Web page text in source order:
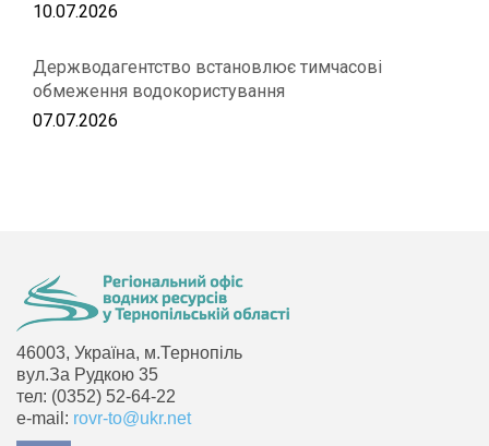
10.07.2026
Держводагентство встановлює тимчасові
обмеження водокористування
07.07.2026
46003, Україна, м.Тернопіль
вул.За Рудкою 35
тел: (0352) 52-64-22
e-mail: rovr-to@ukr.net